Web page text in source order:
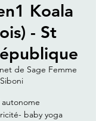
Koala
- St
de Sage Femme
baby yoga